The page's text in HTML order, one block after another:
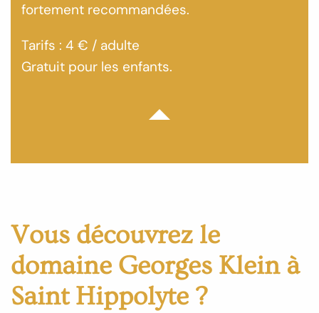
fortement recommandées.
Tarifs : 4 € / adulte
Gratuit pour les enfants.
Vous découvrez le
domaine Georges Klein à
Saint Hippolyte ?